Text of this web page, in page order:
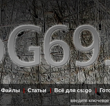
Файлы | Статьи | Всё для cs:go |
введите